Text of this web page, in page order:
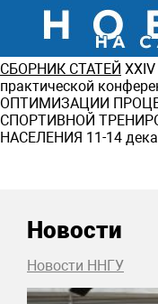
СБОРНИК СТАТЕЙ
практической
ОПТИМИЗАЦИИ
СПОРТИВНОЙ
НАСЕЛЕНИЯ 11-14
Новости
Новости ННГУ